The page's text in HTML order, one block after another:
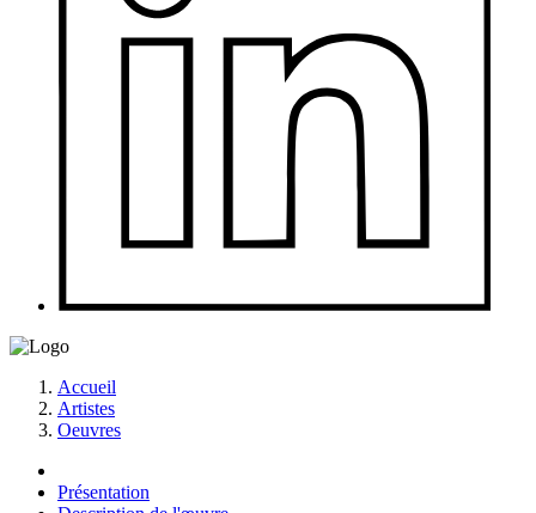
Accueil
Artistes
Oeuvres
Présentation